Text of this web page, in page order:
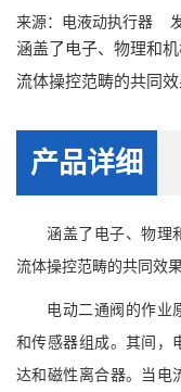
来源： 电液动执行器
涵盖了电子、物理和
流体操控范畴的共同
产品详细
涵盖了电子、物理和
流体操控范畴的共同效果
电动二通阀的作业原
和传感器组成。其间，
达和磁性离合器。当电